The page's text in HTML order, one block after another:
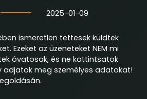
2025-01-09
ismeretlen tettesek küldtek
Ezeket az üzeneteket NEM mi
óvatosak, és ne kattintsatok
adjatok meg személyes adatokat!